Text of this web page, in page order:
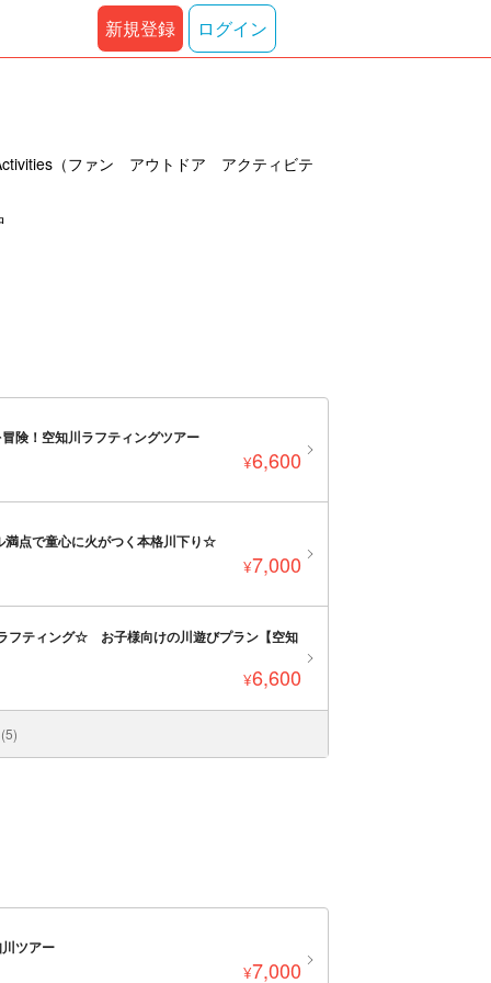
（ファン アウトドア アクティビテ
険！空知川ラフティングツアー
¥6,600
点で童心に火がつく本格川下り☆
¥7,000
フティング☆ お子様向けの川遊びプラン【空知
¥6,600
ツアー
¥7,000
新規登録 ログイン